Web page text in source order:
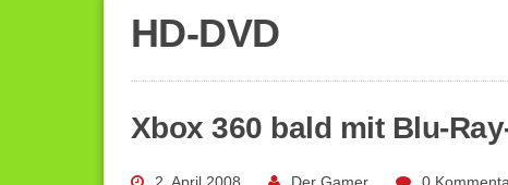
HD-DVD
Xbox 360 bald mit Blu-